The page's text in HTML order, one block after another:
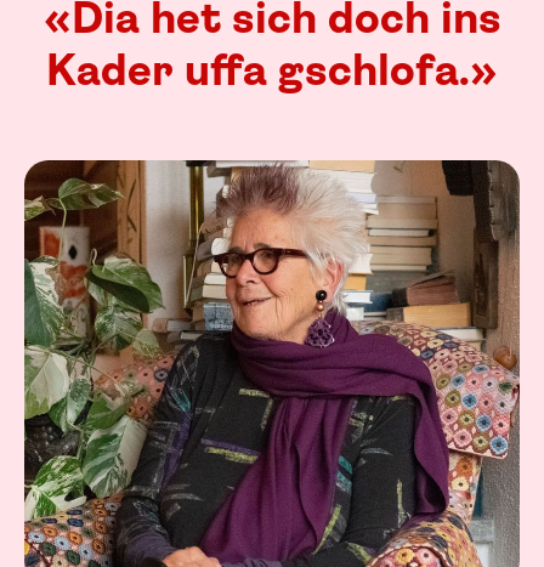
«Dia het sich doch ins
Kader uffa gschlofa.»